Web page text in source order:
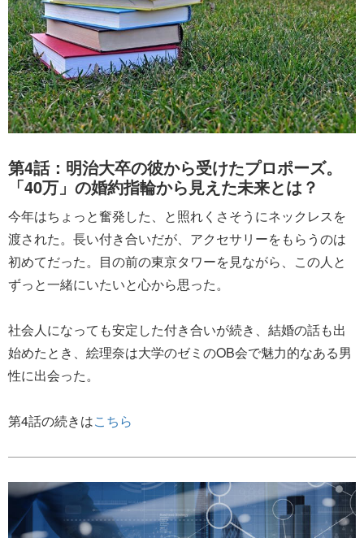
第4話：明治大卒の彼から受けたプロポーズ。
「40万」の婚約指輪から見えた未来とは？
今年はちょっと奮発した、と照れくさそうにネックレスを
渡された。長い付き合いだが、アクセサリーをもらうのは
初めてだった。目の前の東京タワーを見ながら、この人と
ずっと一緒にいたいと心から思った。
社会人になっても安定した付き合いが続き、結婚の話も出
始めたとき、絵理奈は大学のゼミのOB会で魅力的なある男
性に出会った。
第4話の続きはこちら